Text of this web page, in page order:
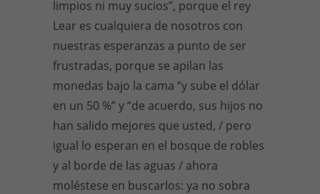
limpios ni muy sucios”, porque el rey
Lear es cualquiera de nosotros con
nuestras esperanzas a punto de ser
frustradas, porque se apilan las
monedas bajo la cama “y sube el dólar
en un 50 %” y “de acuerdo, sus hijos no
han salido mejores que usted, / pero
igual lo esperan en el bosque de robles
y al borde de las aguas / ahora
moléstese en buscarlos: ya no sobra